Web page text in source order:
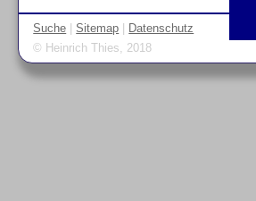
Suche |Sitemap
Datenschutz
© Heinrich Thies, 2018